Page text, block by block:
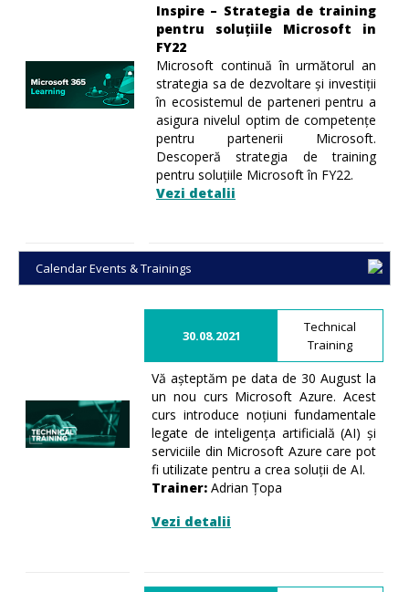
Inspire – Strategia de training
pentru soluțiile Microsoft in
FY22
Microsoft continuă în următorul an
strategia sa de dezvoltare și investiții
în ecosistemul de parteneri pentru a
asigura nivelul optim de competențe
pentru partenerii Microsoft.
Descoperă strategia de training
pentru soluțiile Microsoft în FY22.
Vezi detalii
Calendar Events & Trainings
30.08.2021
Technical
Training
Vă așteptăm pe data de 30 August la
un nou curs Microsoft Azure. Acest
curs introduce noțiuni fundamentale
legate de inteligența artificială (AI) și
serviciile din Microsoft Azure care pot
fi utilizate pentru a crea soluții de AI.
Trainer: Adrian Țopa
Vezi detalii